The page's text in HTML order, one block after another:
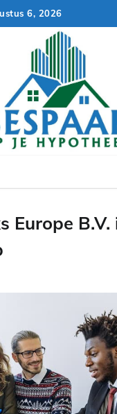
6, 2026
Europe B.V.